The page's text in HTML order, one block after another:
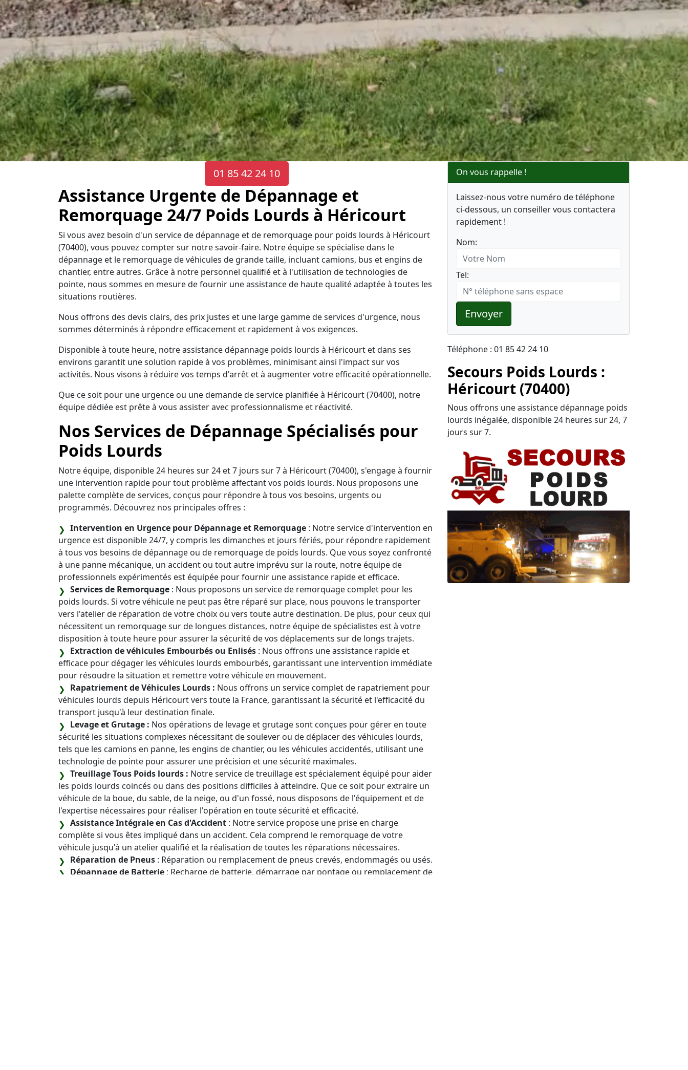
01 85 42 24 10
Assistance Urgente de Dépannage et
Remorquage 24/7 Poids Lourds à Héricourt
Si vous avez besoin d'un service de dépannage et de remorquage pour poids lourds à Héricourt
(70400), vous pouvez compter sur notre savoir-faire. Notre équipe se spécialise dans le
dépannage et le remorquage de véhicules de grande taille, incluant camions, bus et engins de
chantier, entre autres. Grâce à notre personnel qualifié et à l'utilisation de technologies de
pointe, nous sommes en mesure de fournir une assistance de haute qualité adaptée à toutes les
situations routières.
Nous offrons des devis clairs, des prix justes et une large gamme de services d'urgence, nous
sommes déterminés à répondre efficacement et rapidement à vos exigences.
Disponible à toute heure, notre assistance dépannage poids lourds à Héricourt et dans ses
environs garantit une solution rapide à vos problèmes, minimisant ainsi l'impact sur vos
activités. Nous visons à réduire vos temps d'arrêt et à augmenter votre efficacité opérationnelle.
Que ce soit pour une urgence ou une demande de service planifiée à Héricourt (70400), notre
équipe dédiée est prête à vous assister avec professionnalisme et réactivité.
Nos Services de Dépannage Spécialisés pour
Poids Lourds
Notre équipe, disponible 24 heures sur 24 et 7 jours sur 7 à Héricourt (70400), s'engage à fournir
une intervention rapide pour tout problème affectant vos poids lourds. Nous proposons une
palette complète de services, conçus pour répondre à tous vos besoins, urgents ou
programmés. Découvrez nos principales offres :
Intervention en Urgence pour Dépannage et Remorquage : Notre service d'intervention en
urgence est disponible 24/7, y compris les dimanches et jours fériés, pour répondre rapidement
à tous vos besoins de dépannage ou de remorquage de poids lourds. Que vous soyez confronté
à une panne mécanique, un accident ou tout autre imprévu sur la route, notre équipe de
professionnels expérimentés est équipée pour fournir une assistance rapide et efficace.
Services de Remorquage : Nous proposons un service de remorquage complet pour les
poids lourds. Si votre véhicule ne peut pas être réparé sur place, nous pouvons le transporter
vers l'atelier de réparation de votre choix ou vers toute autre destination. De plus, pour ceux qui
nécessitent un remorquage sur de longues distances, notre équipe de spécialistes est à votre
disposition à toute heure pour assurer la sécurité de vos déplacements sur de longs trajets.
Extraction de véhicules Embourbés ou Enlisés : Nous offrons une assistance rapide et
efficace pour dégager les véhicules lourds embourbés, garantissant une intervention immédiate
pour résoudre la situation et remettre votre véhicule en mouvement.
Rapatriement de Véhicules Lourds : Nous offrons un service complet de rapatriement pour
véhicules lourds depuis Héricourt vers toute la France, garantissant la sécurité et l'efficacité du
transport jusqu'à leur destination finale.
Levage et Grutage : Nos opérations de levage et grutage sont conçues pour gérer en toute
sécurité les situations complexes nécessitant de soulever ou de déplacer des véhicules lourds,
tels que les camions en panne, les engins de chantier, ou les véhicules accidentés, utilisant une
technologie de pointe pour assurer une précision et une sécurité maximales.
Treuillage Tous Poids lourds : Notre service de treuillage est spécialement équipé pour aider
les poids lourds coincés ou dans des positions difficiles à atteindre. Que ce soit pour extraire un
véhicule de la boue, du sable, de la neige, ou d'un fossé, nous disposons de l'équipement et de
l'expertise nécessaires pour réaliser l'opération en toute sécurité et efficacité.
Assistance Intégrale en Cas d'Accident : Notre service propose une prise en charge
complète si vous êtes impliqué dans un accident. Cela comprend le remorquage de votre
véhicule jusqu'à un atelier qualifié et la réalisation de toutes les réparations nécessaires.
Réparation de Pneus : Réparation ou remplacement de pneus crevés, endommagés ou usés.
Dépannage de Batterie : Recharge de batterie, démarrage par pontage ou remplacement de
On vous rappelle !
Laissez-nous votre numéro de téléphone
ci-dessous, un conseiller vous contactera
rapidement !
Nom:
Tel:
Envoyer
Téléphone : 01 85 42 24 10
Secours Poids Lourds :
Héricourt (70400)
Nous offrons une assistance dépannage poids
lourds inégalée, disponible 24 heures sur 24, 7
jours sur 7.